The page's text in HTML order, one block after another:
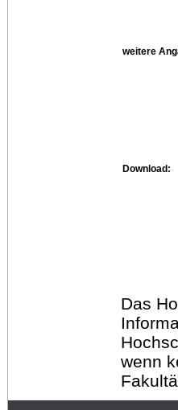
weitere
Download:
Das
wenn